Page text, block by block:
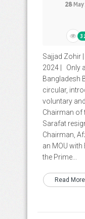
28May
Sajjad Zohir
2024 | Only
Bangladesh
circular,
voluntary
Chairman of
Sarafat
Chairman,
an MOU with
the Prime...
Read More